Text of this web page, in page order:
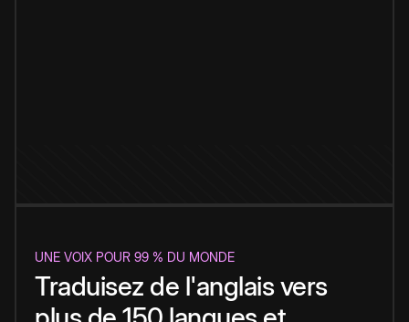
UNE VOIX POUR 99 % DU MONDE
Traduisez de l'anglais vers